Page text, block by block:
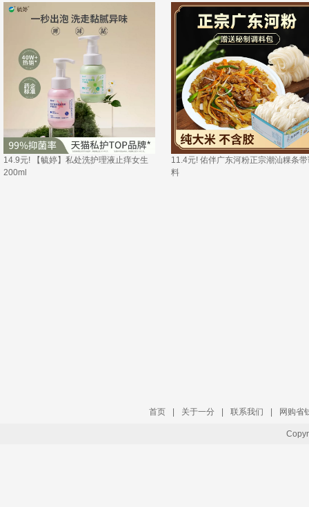
14.9元! 【毓婷】私处洗护理液止痒女生
200ml
11.4元! 佑伴广东河粉正宗潮汕粿条
料
首页 关于一分 联系我们 网购省